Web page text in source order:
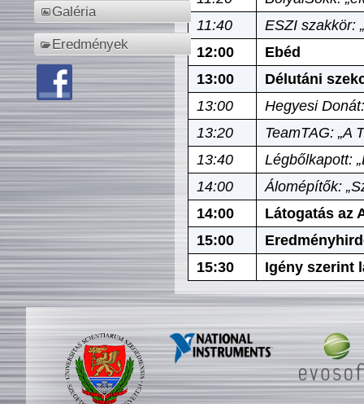
Galéria
Eredmények
11:40
ESZI szakkör:
12:00
Ebéd
13:00
Délutáni
13:00
Hegyesi
13:20
TeamTAG: „A
13:40
Légbőlkapott:
14:00
Álomépítők:
14:00
Látogatás az
15:00
15:30
Igény szerint